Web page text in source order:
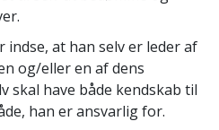
indse, at han selv er leder af
og/eller en af dens
skal have både kendskab til
han er ansvarlig for.